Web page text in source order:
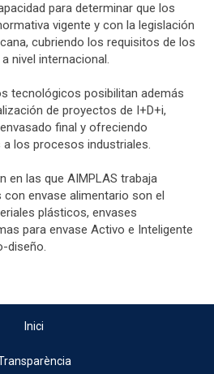
para determinar que los
vigente y con la legislación
cubriendo los requisitos de los
nivel internacional.
tecnológicos posibilitan además
de proyectos de I+D+i,
final y ofreciendo
los procesos industriales.
en las que AIMPLAS trabaja
envase alimentario son el
plásticos, envases
para envase Activo e Inteligente
diseño.
Inici